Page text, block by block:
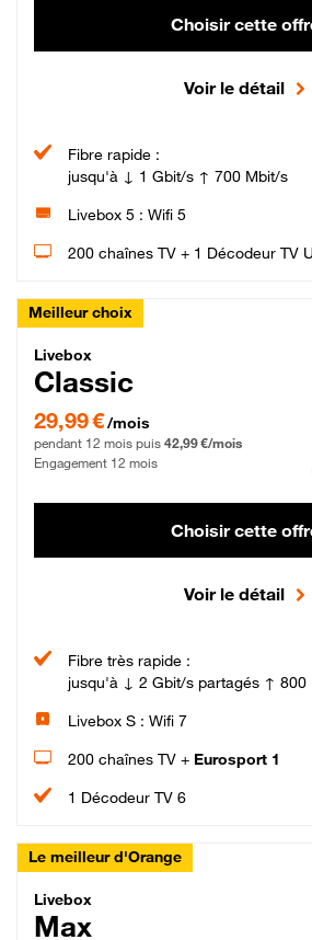
Choisir cette
Voir le détail
Fibre rapide :
jusqu'à ↓ 1 Gbit/s ↑ 700 Mbit/s
Livebox 5 : Wifi 5
200 chaînes TV + 1 Décodeur TV
Meilleur choix
Livebox Classic Fibre
Livebox
Classic
29,99 € par mois pendant 12 mois puis 42,99
29,99 €/mois
pendant 12 mois puis 42,99 €/mois
Engagement 12 mois
Choisir cette
Voir le détail
Fibre très rapide :
jusqu'à ↓ 2 Gbit/s partagés ↑ 800
Livebox S : Wifi 7
200 chaînes TV + Eurosport 1
1 Décodeur TV 6
Le meilleur d'Orange
Livebox Max Fibre
Livebox
Max